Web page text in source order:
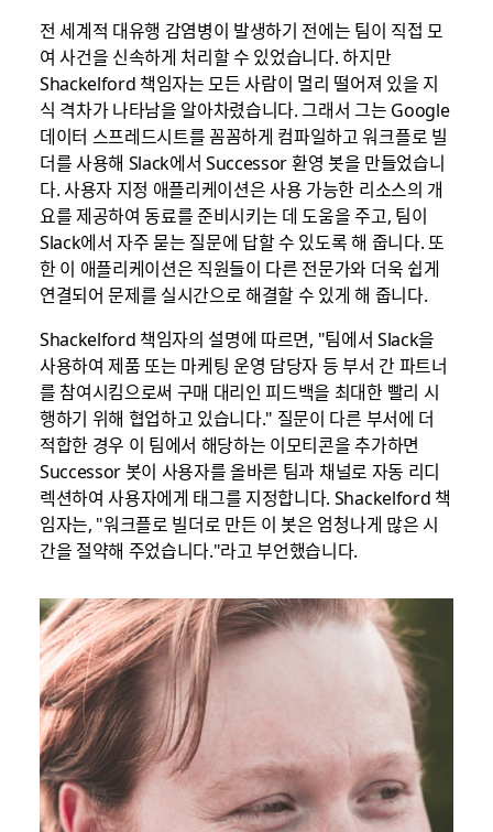
전 세계적 대유행 감염병이 발생하기 전에는 팀이 직접 모
여 사건을 신속하게 처리할 수 있었습니다. 하지만
Shackelford 책임자는 모든 사람이 멀리 떨어져 있을 지
식 격차가 나타남을 알아차렸습니다. 그래서 그는 Google
데이터 스프레드시트를 꼼꼼하게 컴파일하고 워크플로 빌
더를 사용해 Slack에서 Successor 환영 봇을 만들었습니
다. 사용자 지정 애플리케이션은 사용 가능한 리소스의 개
요를 제공하여 동료를 준비시키는 데 도움을 주고, 팀이
Slack에서 자주 묻는 질문에 답할 수 있도록 해 줍니다. 또
한 이 애플리케이션은 직원들이 다른 전문가와 더욱 쉽게
연결되어 문제를 실시간으로 해결할 수 있게 해 줍니다.
Shackelford 책임자의 설명에 따르면, "팀에서 Slack을
사용하여 제품 또는 마케팅 운영 담당자 등 부서 간 파트너
를 참여시킴으로써 구매 대리인 피드백을 최대한 빨리 시
행하기 위해 협업하고 있습니다." 질문이 다른 부서에 더
적합한 경우 이 팀에서 해당하는 이모티콘을 추가하면
Successor 봇이 사용자를 올바른 팀과 채널로 자동 리디
렉션하여 사용자에게 태그를 지정합니다. Shackelford 책
임자는, "워크플로 빌더로 만든 이 봇은 엄청나게 많은 시
간을 절약해 주었습니다."라고 부언했습니다.